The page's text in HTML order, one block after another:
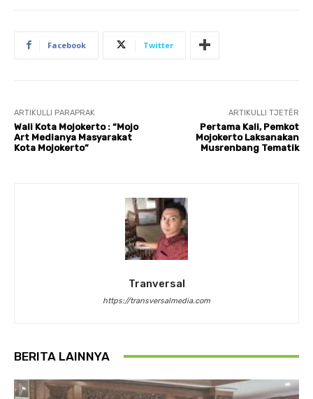
Facebook Twitter
ARTIKULLI PARAPRAK
Wali Kota Mojokerto : “Mojo
Art Medianya Masyarakat
Kota Mojokerto”
ARTIKULLI TJETËR
Pertama Kali, Pemkot
Mojokerto Laksanakan
Musrenbang Tematik
Tranversal
https://transversalmedia.com
BERITA LAINNYA